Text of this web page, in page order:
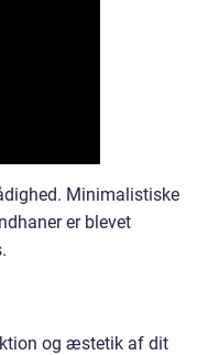
Minimalistiske
er blevet
og æstetik af dit